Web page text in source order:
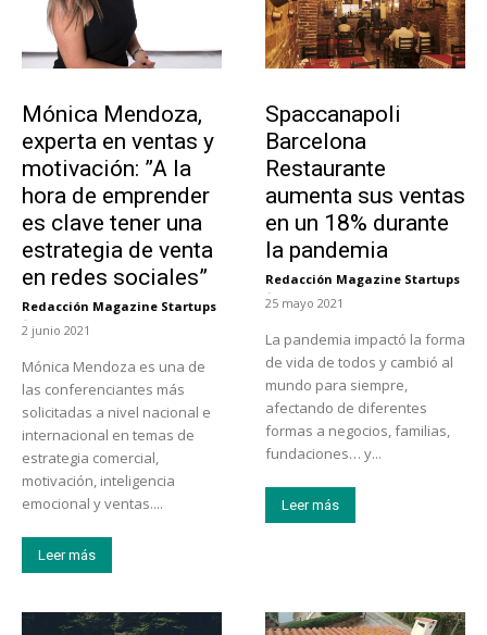
Mónica Mendoza,
experta en ventas y
motivación: ”A la
hora de emprender
es clave tener una
estrategia de venta
en redes sociales”
Redacción Magazine Startups
-
2 junio 2021
Mónica Mendoza es una de
las conferenciantes más
solicitadas a nivel nacional e
internacional en temas de
estrategia comercial,
motivación, inteligencia
emocional y ventas....
Leer más
Spaccanapoli
Barcelona
Restaurante
aumenta sus ventas
en un 18% durante
la pandemia
Redacción Magazine Startups
-
25 mayo 2021
La pandemia impactó la forma
de vida de todos y cambió al
mundo para siempre,
afectando de diferentes
formas a negocios, familias,
fundaciones… y...
Leer más